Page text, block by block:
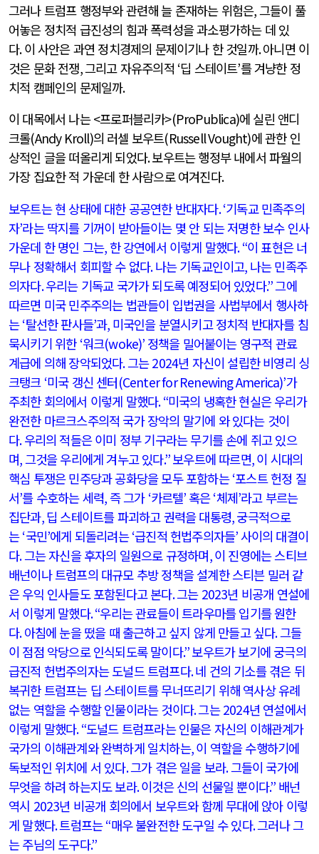
그러나 트럼프 행정부와 관련해 늘 존재하는 위험은,그들이 풀
어놓은 정치적 급진성의 힘과 폭력성을 과소평가하는 데 있
다.이 사안은 과연 정치경제의 문제이기나 한 것일까.아니면 이
것은 문화 전쟁,그리고 자유주의적 ‘딥 스테이트’를 겨냥한 정
치적 캠페인의 문제일까.
이 대목에서 나는<프로퍼블리카>(ProPublica)에 실린 앤디
크롤(Andy Kroll)의 러셀 보우트(Russell Vought)에 관한 인
상적인 글을 떠올리게 되었다.보우트는 행정부 내에서 파월의
가장 집요한 적 가운데 한 사람으로 여겨진다.
보우트는 현 상태에 대한 공공연한 반대자다. ‘기독교 민족주의
자’라는 딱지를 기꺼이 받아들이는 몇 안 되는 저명한 보수 인사
가운데 한 명인 그는, 한 강연에서 이렇게 말했다. “이 표현은 너
무나 정확해서 회피할 수 없다.나는 기독교인이고, 나는 민족주
의자다.우리는 기독교 국가가 되도록 예정되어 있었다.”그에
따르면 미국 민주주의는 법관들이 입법권을 사법부에서 행사하
는‘탈선한 판사들’과, 미국인을 분열시키고 정치적 반대자를 침
묵시키기 위한 ‘워크(woke)’ 정책을 밀어붙이는 영구적 관료
계급에 의해 장악되었다.그는2024년 자신이 설립한 비영리 싱
크탱크 ‘미국 갱신 센터(Center for Renewing America)’가
주최한 회의에서 이렇게 말했다. “미국의 냉혹한 현실은 우리가
완전한 마르크스주의적 국가 장악의 말기에 와 있다는 것이
다.우리의 적들은 이미 정부 기구라는 무기를 손에 쥐고 있으
며,그것을 우리에게 겨누고 있다.”보우트에 따르면,이 시대의
핵심 투쟁은 민주당과 공화당을 모두 포함하는‘포스트 헌정 질
서’를 수호하는 세력,즉 그가 ‘카르텔’ 혹은‘체제’라고 부르는
집단과,딥 스테이트를 파괴하고 권력을 대통령,궁극적으로
는‘국민’에게 되돌리려는‘급진적 헌법주의자들’사이의 대결이
다.그는 자신을 후자의 일원으로 규정하며,이 진영에는 스티브
배넌이나 트럼프의 대규모 추방 정책을 설계한 스티븐 밀러 같
은 우익 인사들도 포함된다고 본다.그는 2023년 비공개 연설에
서 이렇게 말했다. “우리는 관료들이 트라우마를 입기를 원한
다.아침에 눈을 떴을 때 출근하고 싶지 않게 만들고 싶다.그들
이 점점 악당으로 인식되도록 말이다.”보우트가 보기에 궁극의
급진적 헌법주의자는 도널드 트럼프다.네 건의 기소를 겪은 뒤
복귀한 트럼프는 딥 스테이트를 무너뜨리기 위해 역사상 유례
없는 역할을 수행할 인물이라는 것이다.그는2024년 연설에서
이렇게 말했다. “도널드 트럼프라는 인물은 자신의 이해관계가
국가의 이해관계와 완벽하게 일치하는,이 역할을 수행하기에
독보적인 위치에 서 있다.그가 겪은 일을 보라.그들이 국가에
무엇을 하려 하는지도 보라.이것은 신의 선물일 뿐이다.” 배넌
역시 2023년 비공개 회의에서 보우트와 함께 무대에 앉아 이렇
게 말했다.트럼프는“매우 불완전한 도구일 수 있다.그러나 그
는 주님의 도구다.”